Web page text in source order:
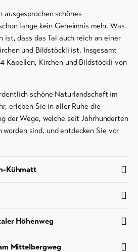
ausgesprochen schönes
lange kein Geheimnis mehr. Was
ist, dass das Tal auch reich an einer
und Bildstöckli ist. Insgesamt
Kapellen, Kirchen und Bildstöckli von
schöne Naturlandschaft im
erleben Sie in aller Ruhe die
der Wege, welche seit Jahrhunderten
worden sind, und entdecken Sie vor
Kühmatt
Höhenweg
Mittelbergweg